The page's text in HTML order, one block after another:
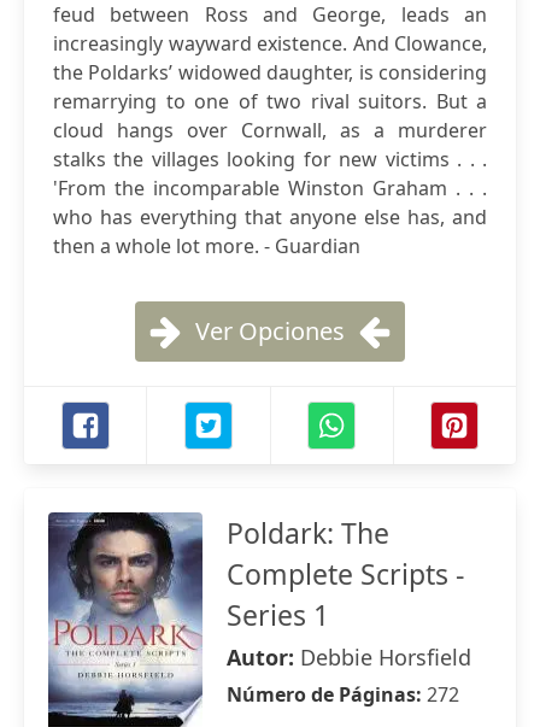
feud between Ross and George, leads an
increasingly wayward existence. And Clowance,
the Poldarks’ widowed daughter, is considering
remarrying to one of two rival suitors. But a
cloud hangs over Cornwall, as a murderer
stalks the villages looking for new victims . . .
'From the incomparable Winston Graham . . .
who has everything that anyone else has, and
then a whole lot more. - Guardian
Ver Opciones
Poldark: The
Complete Scripts -
Series 1
Autor: Debbie Horsfield
Número de Páginas: 272